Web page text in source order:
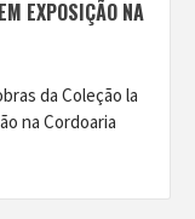
EXPOSIÇÃO NA
da Coleção la
na Cordoaria